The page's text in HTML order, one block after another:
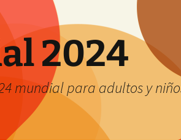
2024
mundial para adultos y